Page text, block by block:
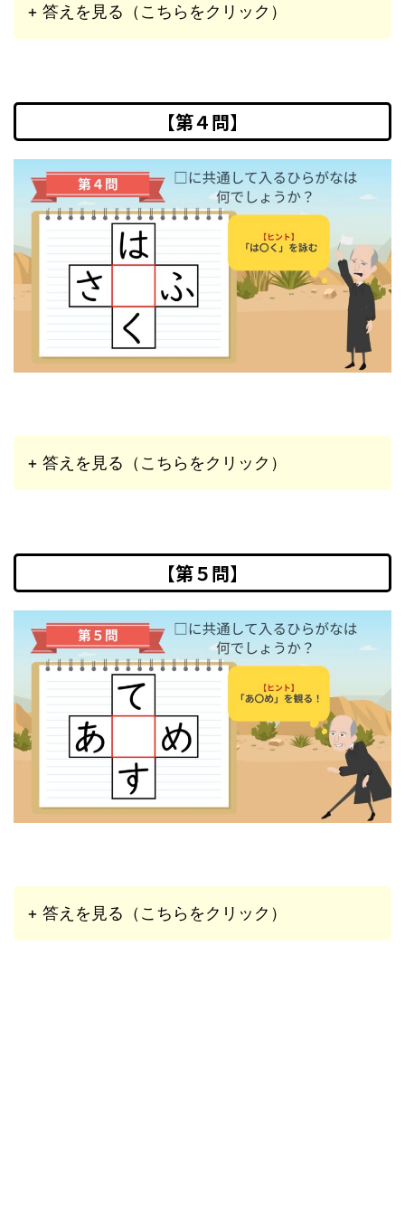
+ 答えを見る（こちらをクリック）
【第４問】
+ 答えを見る（こちらをクリック）
【第５問】
+ 答えを見る（こちらをクリック）